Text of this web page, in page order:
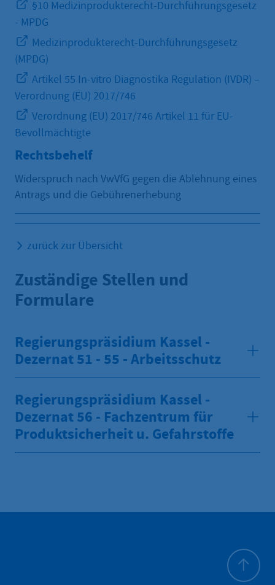
§10 Medizinprodukterecht-Durchführungsgesetz
- MPDG
Medizinprodukterecht-Durchführungsgesetz
(MPDG)
Artikel 55 In-vitro Diagnostika Regulation (IVDR) –
Verordnung (EU) 2017/746
Verordnung (EU) 2017/746 Artikel 11 für EU-
Bevollmächtigte
Rechtsbehelf
Widerspruch nach VwVfG gegen die Ablehnung eines
Antrags und die Gebührenerhebung
zurück zur Übersicht
Zuständige Stellen und
Formulare
Regierungspräsidium Kassel -
Dezernat 51 - 55 - Arbeitsschutz
Regierungspräsidium Kassel -
Dezernat 56 - Fachzentrum für
Produktsicherheit u. Gefahrstoffe